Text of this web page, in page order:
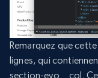
Remarquez que
lignes, qui
section-evo__col.